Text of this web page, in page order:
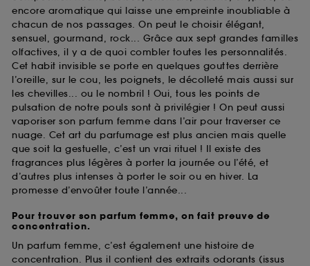
encore aromatique qui laisse une empreinte inoubliable à
chacun de nos passages. On peut le choisir élégant,
sensuel, gourmand, rock... Grâce aux sept grandes familles
olfactives, il y a de quoi combler toutes les personnalités.
Cet habit invisible se porte en quelques gouttes derrière
l’oreille, sur le cou, les poignets, le décolleté mais aussi sur
les chevilles... ou le nombril ! Oui, tous les points de
pulsation de notre pouls sont à privilégier ! On peut aussi
vaporiser son parfum femme dans l’air pour traverser ce
nuage. Cet art du parfumage est plus ancien mais quelle
que soit la gestuelle, c’est un vrai rituel ! Il existe des
fragrances plus légères à porter la journée ou l’été, et
d’autres plus intenses à porter le soir ou en hiver. La
promesse d’envoûter toute l’année...
Pour trouver son parfum femme, on fait preuve de
concentration.
Un parfum femme, c’est également une histoire de
concentration. Plus il contient des extraits odorants (issus